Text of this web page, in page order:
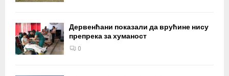
Дервенћани показали да врућине нису
препрека за хуманост
0